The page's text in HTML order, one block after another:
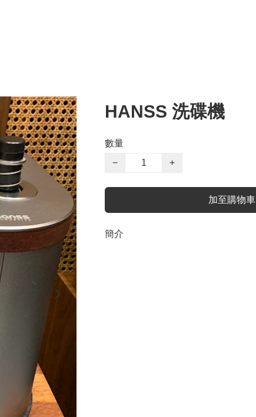
HANSS 洗碟機
數量
−
+
加至購物車
簡介